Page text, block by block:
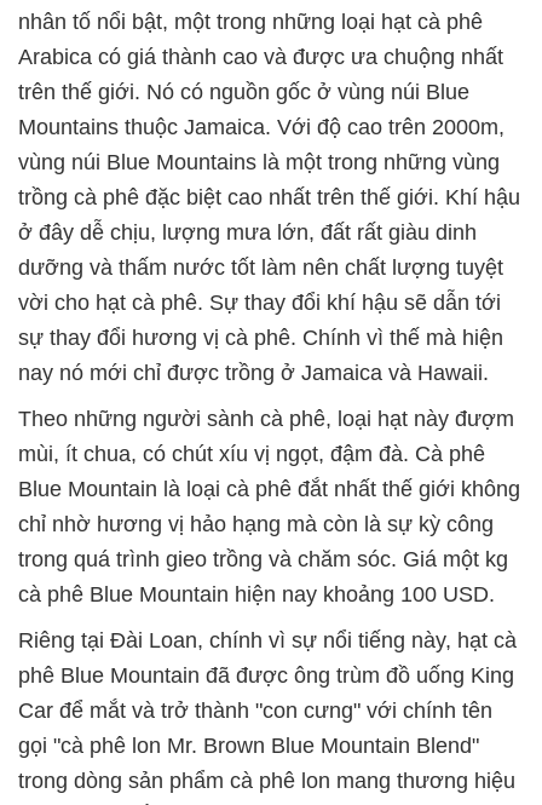
nhân tố nổi bật, một trong những loại hạt cà phê
Arabica có giá thành cao và được ưa chuộng nhất
trên thế giới. Nó có nguồn gốc ở vùng núi Blue
Mountains thuộc Jamaica. Với độ cao trên 2000m,
vùng núi Blue Mountains là một trong những vùng
trồng cà phê đặc biệt cao nhất trên thế giới. Khí hậu
ở đây dễ chịu, lượng mưa lớn, đất rất giàu dinh
dưỡng và thấm nước tốt làm nên chất lượng tuyệt
vời cho hạt cà phê. Sự thay đổi khí hậu sẽ dẫn tới
sự thay đổi hương vị cà phê. Chính vì thế mà hiện
nay nó mới chỉ được trồng ở Jamaica và Hawaii.
Theo những người sành cà phê, loại hạt này đượm
mùi, ít chua, có chút xíu vị ngọt, đậm đà. Cà phê
Blue Mountain là loại cà phê đắt nhất thế giới không
chỉ nhờ hương vị hảo hạng mà còn là sự kỳ công
trong quá trình gieo trồng và chăm sóc. Giá một kg
cà phê Blue Mountain hiện nay khoảng 100 USD.
Riêng tại Đài Loan, chính vì sự nổi tiếng này, hạt cà
phê Blue Mountain đã được ông trùm đồ uống King
Car để mắt và trở thành "con cưng" với chính tên
gọi "cà phê lon Mr. Brown Blue Mountain Blend"
trong dòng sản phẩm cà phê lon mang thương hiệu